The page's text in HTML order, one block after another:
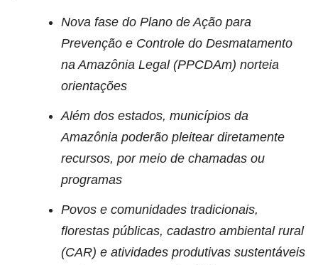
Nova fase do Plano de Ação para
Prevenção e Controle do Desmatamento
na Amazônia Legal (PPCDAm) norteia
orientações
Além dos estados, municípios da
Amazônia poderão pleitear diretamente
recursos, por meio de chamadas ou
programas
Povos e comunidades tradicionais,
florestas públicas, cadastro ambiental rural
(CAR) e atividades produtivas sustentáveis